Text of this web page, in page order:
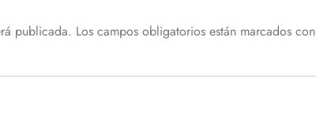
publicada. Los campos obligatorios están marcados con